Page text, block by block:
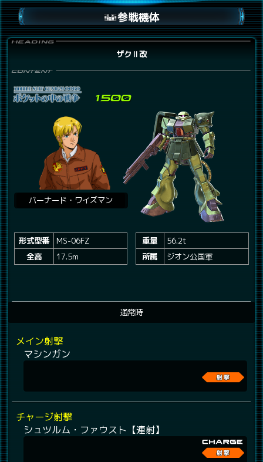
参戦機体
ザクⅡ改
バーナード・ワイズマン
形式型番
MS-06FZ
全高
17.5m
重量
56.2t
所属
ジオン公国軍
通常時
メイン射撃
マシンガン
チャージ射撃
シュツルム・ファウスト【連射】